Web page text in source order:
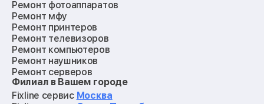
Ремонт фотоаппаратов
Ремонт мфу
Ремонт принтеров
Ремонт телевизоров
Ремонт компьютеров
Ремонт наушников
Ремонт серверов
Ремонт мониторов
Ремонт квадрокоптеров
Филиал в Вашем городе
Fixline сервис Москва